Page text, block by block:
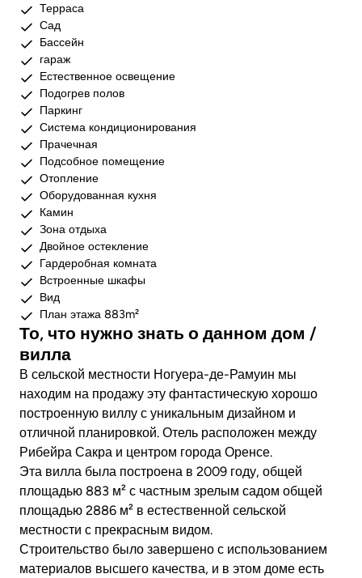
Терраса
Сад
Бассейн
гараж
Естественное освещение
Подогрев полов
Паркинг
Система кондиционирования
Прачечная
Подсобное помещение
Отопление
Оборудованная кухня
Камин
Зона отдыха
Двойное остекление
Гардеробная комната
Встроенные шкафы
Вид
План этажа 883m²
То, что нужно знать о данном дом /
вилла
В сельской местности Ногуера-де-Рамуин мы
находим на продажу эту фантастическую хорошо
построенную виллу с уникальным дизайном и
отличной планировкой. Отель расположен между
Рибейра Сакра и центром города Оренсе.
Эта вилла была построена в 2009 году, общей
площадью 883 м² с частным зрелым садом общей
площадью 2886 м² в естественной сельской
местности с прекрасным видом.
Строительство было завершено с использованием
материалов высшего качества, и в этом доме есть